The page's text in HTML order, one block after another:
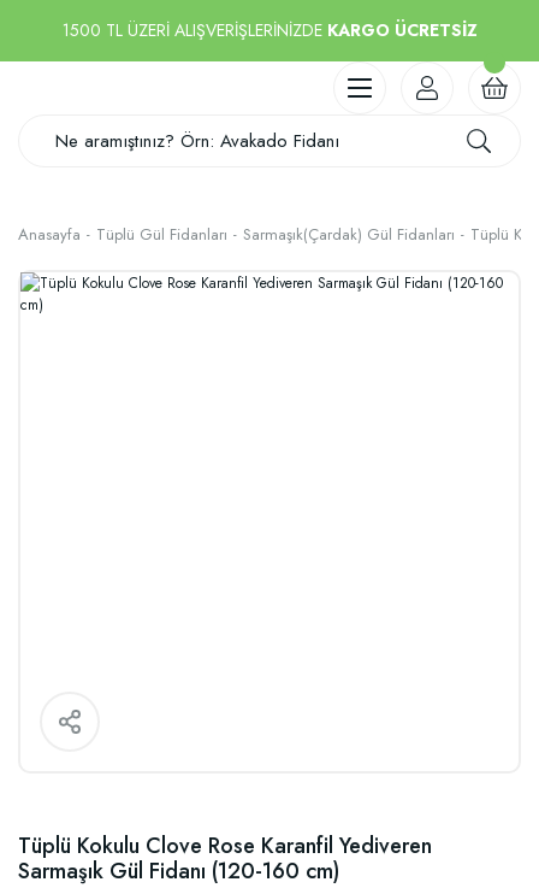
1500 TL ÜZERİ ALIŞVERİŞLERİNİZDE KARGO ÜCRETSİZ
Anasayfa Tüplü Gül Fidanları Sarmaşık(Çardak) Gül Fidanları Tüplü
Tüplü Kokulu Clove Rose Karanfil Yediveren
Sarmaşık Gül Fidanı (120-160 cm)